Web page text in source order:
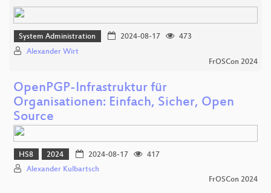
System Administration 2024-08-17
473
Alexander Wirt
FrOSCon 2024
OpenPGP-Infrastruktur für
Organisationen: Einfach, Sicher, Open
Source
HS8 2024 2024-08-17
417
Alexander Kulbartsch
FrOSCon 2024